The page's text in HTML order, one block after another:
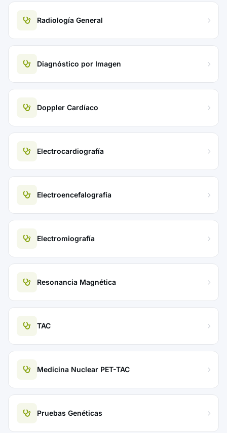
Radiología General
Diagnóstico por Imagen
Doppler Cardíaco
Electrocardiografía
Electroencefalografía
Electromiografía
Resonancia Magnética
TAC
Medicina Nuclear PET-TAC
Pruebas Genéticas